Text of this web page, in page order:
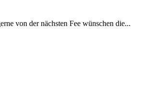
von der nächsten Fee wünschen die...